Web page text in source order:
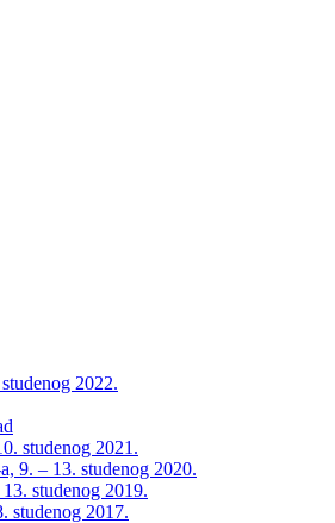
2022.
studenog 2021.
9. – 13. studenog 2020.
studenog 2019.
studenog 2017.